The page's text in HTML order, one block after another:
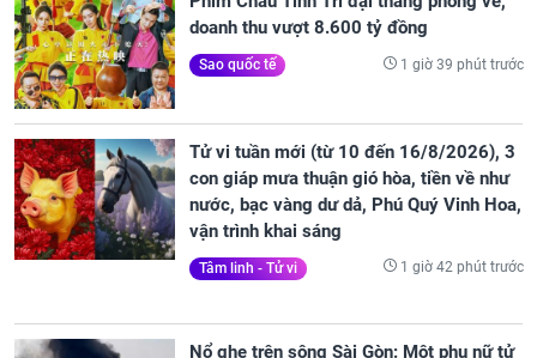
doanh thu vượt 8.600 tỷ đồng
Sao quốc tế 1 giờ 39 phút trước
Tử vi tuần mới (từ 10 đến 16/8/2026), 3
con giáp mưa thuận gió hòa, tiền về như
nước, bạc vàng dư dả, Phú Quý Vinh Hoa,
vận trình khai sáng
Tâm linh - Tử vi 1 giờ 42 phút trước
Nổ ghe trên sông Sài Gòn: Một phụ nữ tử